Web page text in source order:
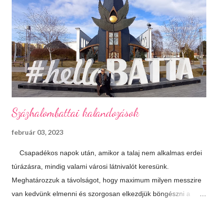
krémlevesek Van abban valami megnyugtató amikor az ember
egy tál tartalmas és forró krémlevest kanalaz. Illatos, forró
fürdők Azt hiszem ehhez nem is kell mit hozzáfűzni...
Hangulatfények mindenhol Bátran rakd velük tele te is a
lakásodat, meglátod milyen meghitt hangulatot teremtenek.
Isteni sütemények Diós, mákos, túrós, lekváro...
Százhalombattai kalandozások
február 03, 2023
Csapadékos napok után, amikor a talaj nem alkalmas erdei
túrázásra, mindig valami városi látnivalót keresünk.
Meghatározzuk a távolságot, hogy maximum milyen messzire
van kedvünk elmenni és szorgosan elkezdjük böngészni a